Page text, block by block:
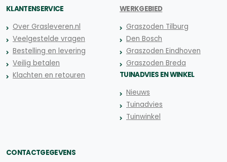
KLANTENSERVICE
Over Grasleveren.nl
Veelgestelde vragen
Bestelling en levering
Veilig betalen
Klachten en retouren
WERKGEBIED
Graszoden Tilburg
Den Bosch
Graszoden Eindhoven
Graszoden Breda
TUINADVIES EN WINKEL
Nieuws
Tuinadvies
Tuinwinkel
CONTACTGEGEVENS